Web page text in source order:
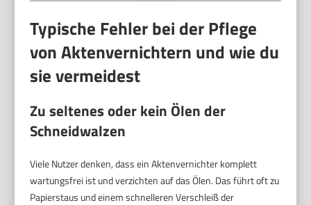
Typische Fehler bei der Pflege
von Aktenvernichtern und wie du
sie vermeidest
Zu seltenes oder kein Ölen der
Schneidwalzen
Viele Nutzer denken, dass ein Aktenvernichter komplett
wartungsfrei ist und verzichten auf das Ölen. Das führt oft zu
Papierstaus und einem schnelleren Verschleiß der